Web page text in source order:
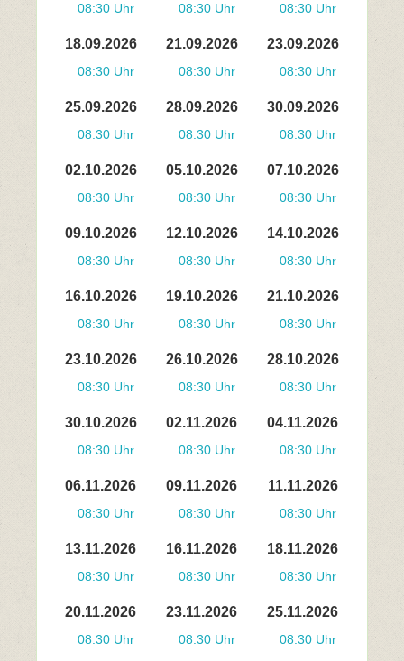
08:30 Uhr 08:30 Uhr 08:30 Uhr
18.09.2026
08:30 Uhr
21.09.2026
08:30 Uhr
23.09.2026
08:30 Uhr
25.09.2026
08:30 Uhr
28.09.2026
08:30 Uhr
30.09.2026
08:30 Uhr
02.10.2026
08:30 Uhr
05.10.2026
08:30 Uhr
07.10.2026
08:30 Uhr
09.10.2026
08:30 Uhr
12.10.2026
08:30 Uhr
14.10.2026
08:30 Uhr
16.10.2026
08:30 Uhr
19.10.2026
08:30 Uhr
21.10.2026
08:30 Uhr
23.10.2026
08:30 Uhr
26.10.2026
08:30 Uhr
28.10.2026
08:30 Uhr
30.10.2026
08:30 Uhr
02.11.2026
08:30 Uhr
04.11.2026
08:30 Uhr
06.11.2026
08:30 Uhr
09.11.2026
08:30 Uhr
11.11.2026
08:30 Uhr
13.11.2026
08:30 Uhr
16.11.2026
08:30 Uhr
18.11.2026
08:30 Uhr
20.11.2026
08:30 Uhr
23.11.2026
08:30 Uhr
25.11.2026
08:30 Uhr